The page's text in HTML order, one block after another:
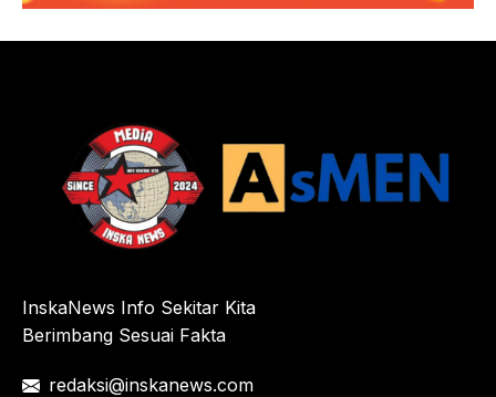
InskaNews Info Sekitar Kita
Berimbang Sesuai Fakta
redaksi@inskanews.com